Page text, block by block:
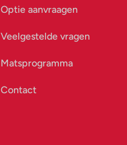
Optie aanvraagen
Veelgestelde vragen
Matsprogramma
Contact